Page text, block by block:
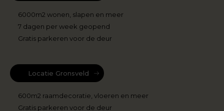
6000m2 wonen, slapen en meer
7 dagen per week geopend
Gratis parkeren voor de deur
Locatie Gronsveld
600m2 raamdecoratie, vloeren en meer
Gratis parkeren voor de deur